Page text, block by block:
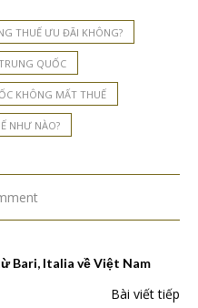
THUẾ ƯU ĐÃI KHÔNG?
QUỐC
KHÔNG MẤT THUẾ
NHƯ NÀO?
Bari, Italia về Việt Nam
Bài viết tiếp